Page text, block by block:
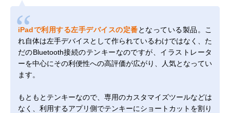
iPadで利用する左手デバイスの定番となっている製品。こ
れ自体は左手デバイスとして作られているわけではなく、た
だのBluetooth接続のテンキーなのですが、イラストレータ
ーを中心にその利便性への高評価が広がり、人気となってい
ます。
もともとテンキーなので、専用のカスタマイズツールなどは
なく、利用するアプリ側でテンキーにショートカットを割り